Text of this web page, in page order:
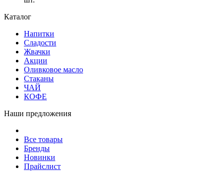
Каталог
Напитки
Сладости
Жвачки
Акции
Оливковое масло
Стаканы
ЧАЙ
КОФЕ
Наши предложения
Все товары
Бренды
Новинки
Прайслист